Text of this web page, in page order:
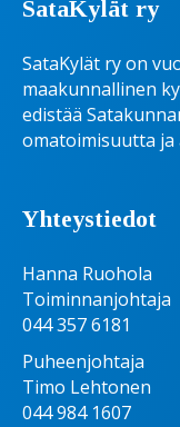
SataKylät ry
SataKylät ry on
maakunnallinen
edistää
omatoimisuutta ja
Yhteystiedot
Hanna Ruohola
Toiminnanjohtaja
044 357 6181
Puheenjohtaja
Timo Lehtonen
044 984 1607